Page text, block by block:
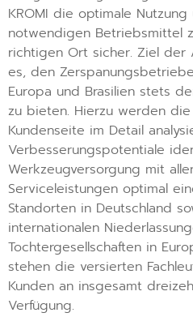
KROMI die optimale
notwendigen Betriebsmittel
richtigen Ort sicher. Ziel der
es, den
Europa und Brasilien stets
zu bieten. Hierzu werden die
Kundenseite im Detail
Verbesserungspotentiale
Werkzeugversorgung mit
Serviceleistungen optimal
Standorten in Deutschland
internationalen
Tochtergesellschaften in
stehen die versierten
Kunden an insgesamt
Verfügung.